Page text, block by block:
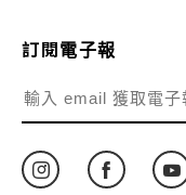
訂閱電子報